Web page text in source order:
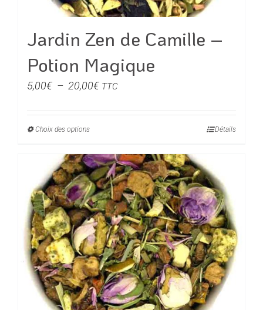
page
du
produit
Jardin Zen de Camille –
Potion Magique
5,00€ – 20,00€Plage
prix :
20,00€
TTC
Choix des optionsCe
a
plusieurs
variations.
Les
options
peuvent
être
choisies
sur
la
Détails